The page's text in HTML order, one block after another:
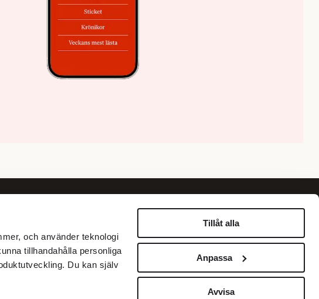
och använder teknologi
tillhandahålla personliga
Du kan själv
Tillåt alla
Anpassa
Avvisa
Om Fokus
Annonsera
Information
Personuppgiftspolicy
Betalningar med Klarna
Kundservice